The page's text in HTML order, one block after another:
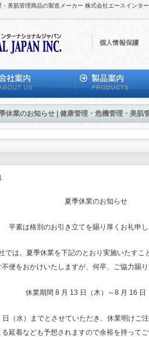
美肌管理商品の製造メーカー 株式会社エースイン
休業のお知らせ | 健康管理・危機管理・美肌
夏季休業のお知らせ
平素は格別のお引き立てを賜り厚くお礼申
では、夏季休業を下記のとおり実施いたすこ
便をおかけいたしますが、何卒、ご協力賜
休業期間 8 月 13 日（木）～8 月 16 日
日（水）までとさせていただき、休業明けご
延着なども予想されますので余裕を持って